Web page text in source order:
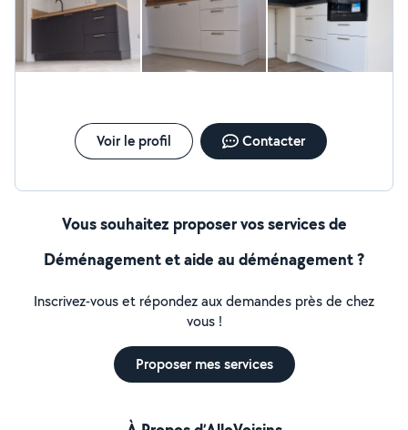
Voir le profil Contacter
Vous souhaitez proposer vos services de
Déménagement et aide au déménagement ?
Inscrivez-vous et répondez aux demandes près de chez
vous !
Proposer mes services